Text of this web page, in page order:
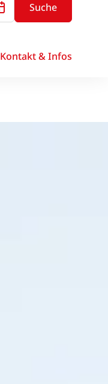
Suche
Kontakt & Infos